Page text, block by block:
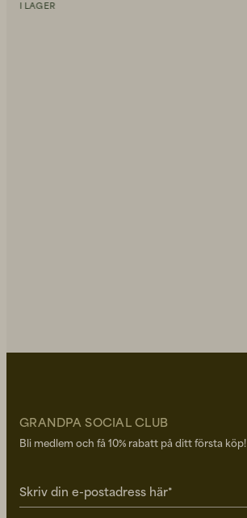
I LAGER
GRANDPA SOCIAL CLUB
Bli medlem och få 10% rabatt på ditt första köp!
Skriv din e-postadress här*